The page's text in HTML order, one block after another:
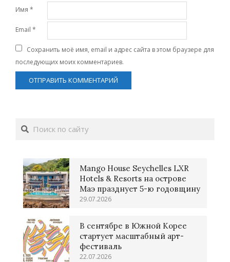
Имя *
Email *
Сохранить моё имя, email и адрес сайта в этом браузере для
последующих моих комментариев.
Поиск
Mango House Seychelles LXR
Hotels & Resorts на острове
Маэ празднует 5-ю годовщину
29.07.2026
В сентябре в Южной Корее
стартует масштабный арт-
фестиваль
22.07.2026